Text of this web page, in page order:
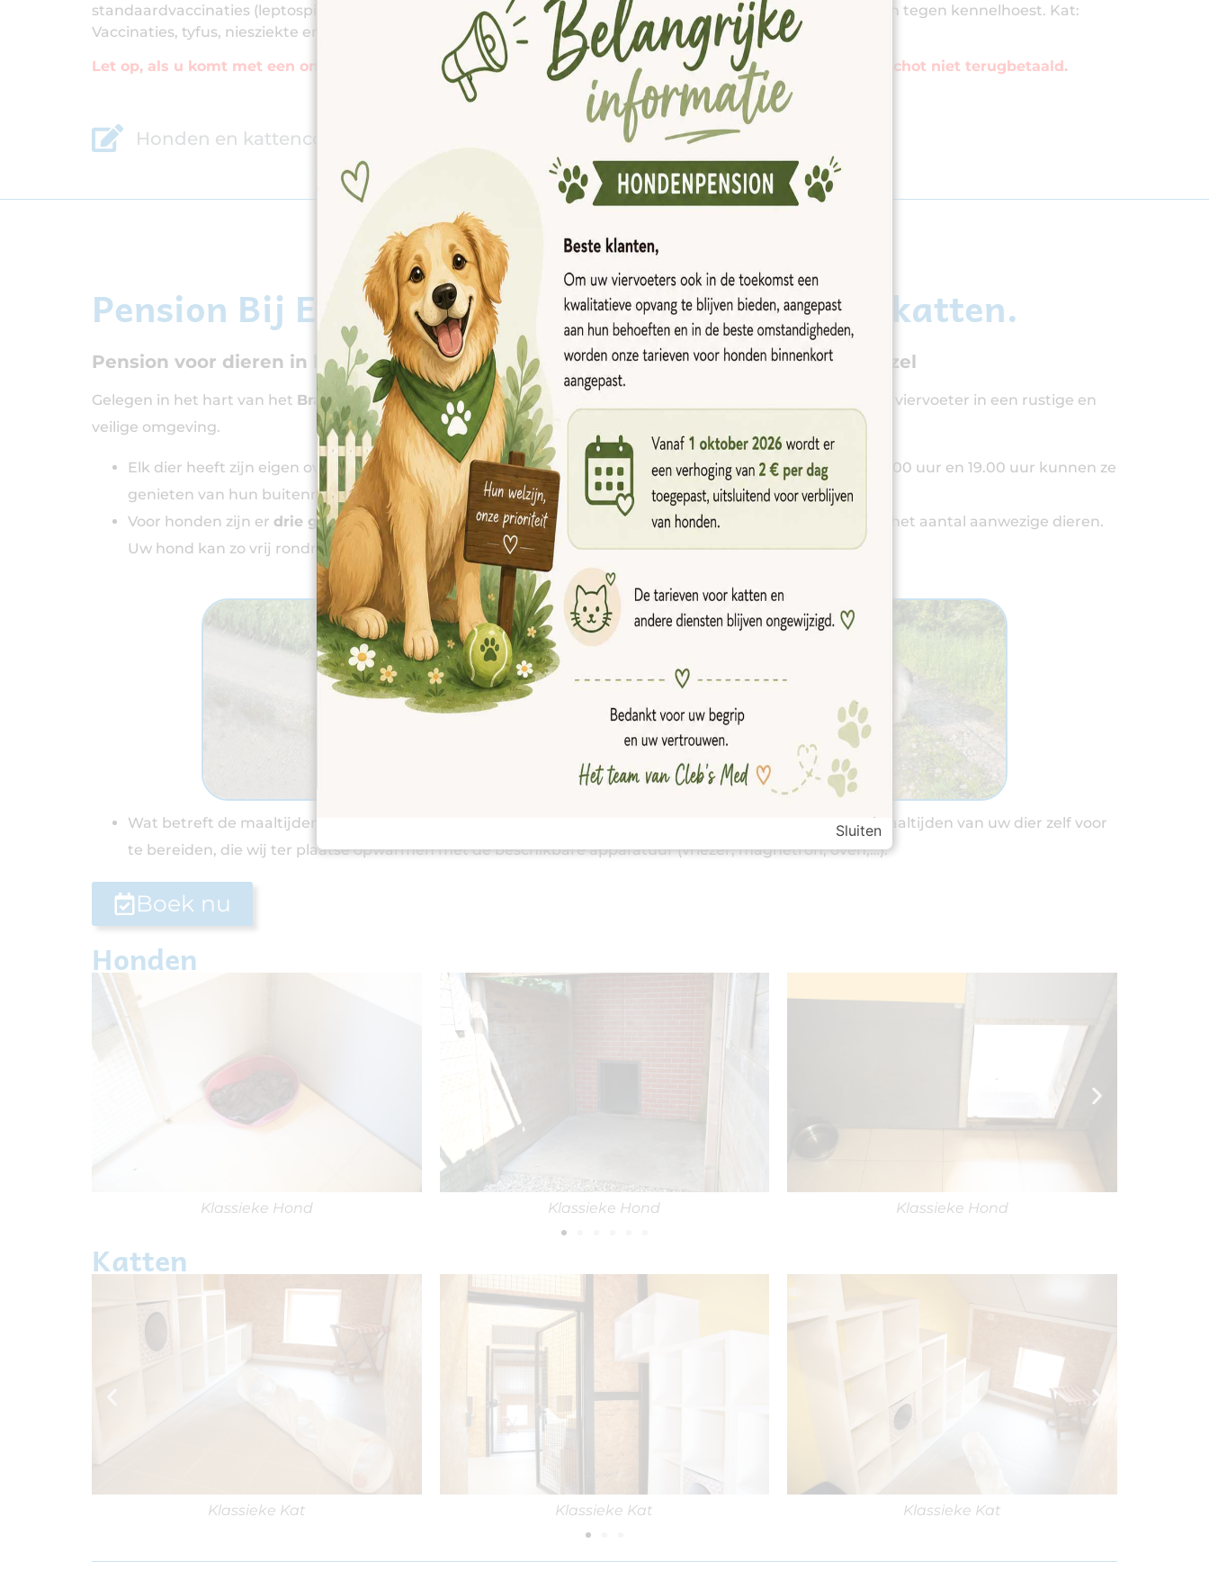
standaardvaccinaties (leptospirose, hondenziekte, hepatitis, parvo) moeten up-to-date zijn, evenals het vaccin tegen kennelhoest. Kat:
Vaccinaties, tyfus, niesziekte en leukose.
Let op, als u komt met een onvolledig ingevuld boekje, wordt de hond niet toegelaten en wordt het voorschot niet terugbetaald.
Honden en kattencontract
Pension Bij Edouard : Klassiek voor honden & katten.
Pension voor dieren in het Brabants platteland: de ideale omgeving voor uw metgezel
Gelegen in het hart van het Brabants platteland, de pension bij Edouard verwelkomt onze dierenpension uw viervoeter in een rustige en
veilige omgeving.
Elk dier heeft zijn eigen overdekte en verwarmde ruimte, die het hele jaar door toegankelijk is. Tussen 8.00 uur en 19.00 uur kunnen ze
genieten van hun buitenruimte.
Voor honden zijn er drie grote omheinde weiden van 450 m²
beschikbaar, afhankelijk van het weer en het aantal aanwezige dieren.
Uw hond kan zo vrij rondrennen, spelen en ontspannen
Wat betreft de maaltijden, respecteren wij nauwgezet uw instructies. U heeft de mogelijkheid om de maaltijden van uw dier zelf voor
te bereiden, die wij ter plaatse opwarmen met de beschikbare apparatuur (vriezer, magnetron, oven,…).
Boek nu
Honden
Klassieke Hond Klassieke Hond
Katten
Klassieke Kat Klassieke Kat Klassieke Kat
Sluiten